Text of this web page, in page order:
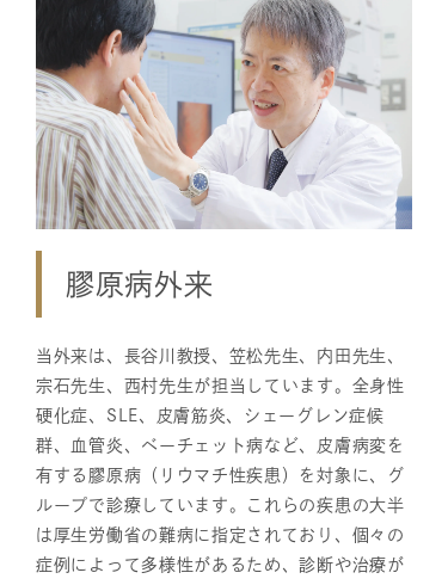
膠原病外来
当外来は、長谷川教授、笠松先生、内田先生、
宗石先生、西村先生が担当しています。全身性
硬化症、SLE、皮膚筋炎、シェーグレン症候
群、血管炎、ベーチェット病など、皮膚病変を
有する膠原病（リウマチ性疾患）を対象に、グ
ループで診療しています。これらの疾患の大半
は厚生労働省の難病に指定されており、個々の
症例によって多様性があるため、診断や治療が